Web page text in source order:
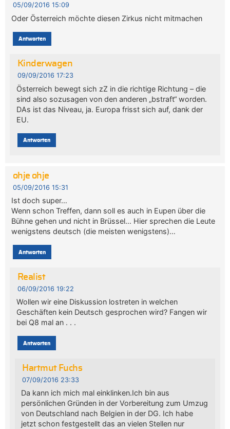
05/09/2016 15:09
Oder Österreich möchte diesen Zirkus nicht mitmachen
Antworten
Kinderwagen
09/09/2016 17:23
Österreich bewegt sich zZ in die richtige Richtung – die
sind also sozusagen von den anderen „bstraft“ worden.
DAs ist das Niveau, ja. Europa frisst sich auf, dank der
EU.
Antworten
ohje ohje
05/09/2016 15:31
Ist doch super…
Wenn schon Treffen, dann soll es auch in Eupen über die
Bühne gehen und nicht in Brüssel… Hier sprechen die Leute
wenigstens deutsch (die meisten wenigstens)…
Antworten
Realist
06/09/2016 19:22
Wollen wir eine Diskussion lostreten in welchen
Geschäften kein Deutsch gesprochen wird? Fangen wir
bei Q8 mal an . . .
Antworten
Hartmut Fuchs
07/09/2016 23:33
Da kann ich mich mal einklinken.Ich bin aus
persönlichen Gründen in der Vorbereitung zum Umzug
von Deutschland nach Belgien in der DG. Ich habe
jetzt schon festgestellt das an vielen Stellen nur